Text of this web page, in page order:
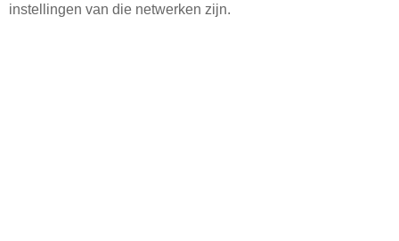
instellingen van die netwerken zijn.